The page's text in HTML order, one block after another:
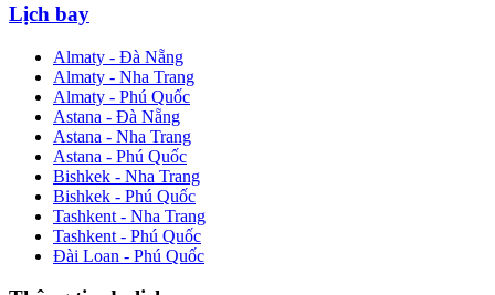
Lịch bay
Almaty - Đà Nẵng
Almaty - Nha Trang
Almaty - Phú Quốc
Astana - Đà Nẵng
Astana - Nha Trang
Astana - Phú Quốc
Bishkek - Nha Trang
Bishkek - Phú Quốc
Tashkent - Nha Trang
Tashkent - Phú Quốc
Đài Loan - Phú Quốc